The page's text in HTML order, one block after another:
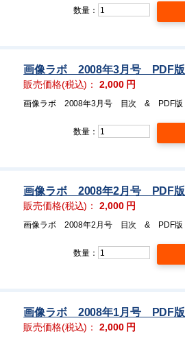
数量：
画像ラボ 2008年3月号 PDF版
販売価格(税込)：2,000円
画像ラボ 2008年3月号 目次 & PDF版
数量：
画像ラボ 2008年2月号 PDF版
販売価格(税込)：2,000円
画像ラボ 2008年2月号 目次 & PDF版
数量：
画像ラボ 2008年1月号 PDF版
販売価格(税込)：2,000円